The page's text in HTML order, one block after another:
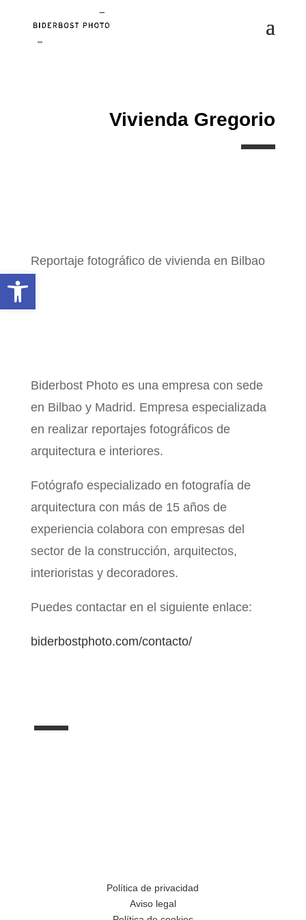
Vivienda Gregorio
Reportaje fotográfico de vivienda en Bilbao
Biderbost Photo es una empresa con sede
en Bilbao y Madrid. Empresa especializada
en realizar reportajes fotográficos de
arquitectura e interiores.
Fotógrafo especializado en fotografía de
arquitectura con más de 15 años de
experiencia colabora con empresas del
sector de la construcción, arquitectos,
interioristas y decoradores.
Puedes contactar en el siguiente enlace:
biderbostphoto.com/contacto/
Política de privacidad
Aviso legal
Abrir barra de herramientas